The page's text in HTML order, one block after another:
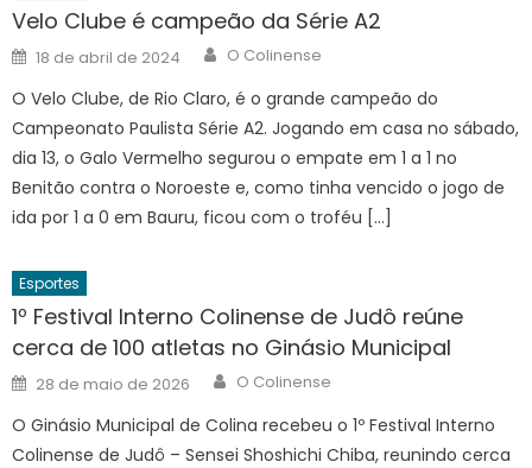
Velo Clube é campeão da Série A2
Posted
on
18 de abril de 2024 Author
O Colinense
O Velo Clube, de Rio Claro, é o grande campeão do
Campeonato Paulista Série A2. Jogando em casa no sábado,
dia 13, o Galo Vermelho segurou o empate em 1 a 1 no
Benitão contra o Noroeste e, como tinha vencido o jogo de
ida por 1 a 0 em Bauru, ficou com o troféu […]
Esportes
1º Festival Interno Colinense de Judô reúne
cerca de 100 atletas no Ginásio Municipal
Posted
on
28 de maio de 2026 Author
O Colinense
O Ginásio Municipal de Colina recebeu o 1º Festival Interno
Colinense de Judô – Sensei Shoshichi Chiba, reunindo cerca